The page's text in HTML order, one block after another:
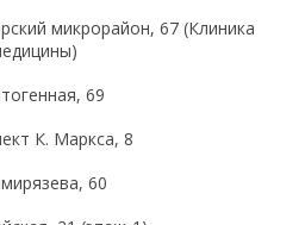
микрорайон, 67 (Клиника
69
К. Маркса, 8
60